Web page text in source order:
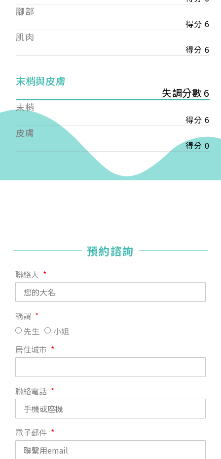
腳部
得分 6
肌肉
得分 6
末梢與皮膚
失調分數 6
末梢
得分 6
皮膚
得分 0
預約諮詢
聯絡人
稱謂
先生
小姐
居住城市
聯絡電話
電子郵件
——
【會費】
個人會員:
入會費新臺幣1200元，於會員入會時繳納；常年會
入會費新臺幣3000元，於會員入會時繳納；常年會
戶名: 社團法人台灣自律神經健康培訓暨發展協會
帳號: 003-03-501566-2
銀行: (013) 國泰世華 南京東路分行